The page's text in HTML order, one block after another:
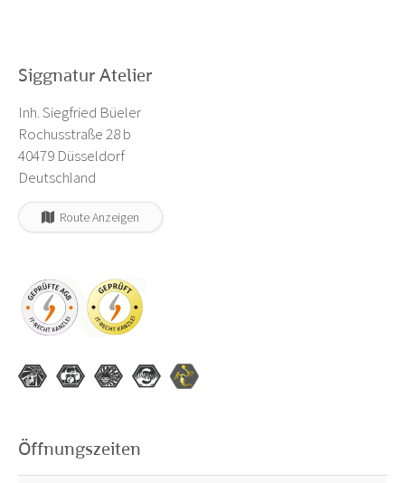
Siggnatur Atelier
Inh. Siegfried Büeler
Rochusstraße 28 b
40479 Düsseldorf
Deutschland
Route Anzeigen
Öffnungszeiten